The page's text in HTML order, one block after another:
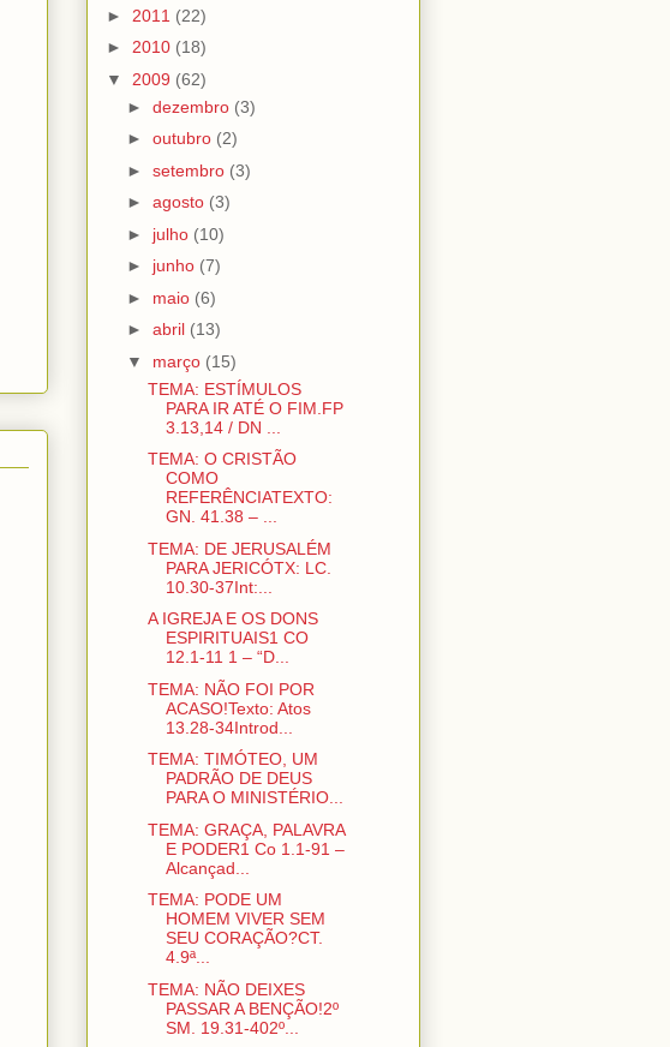
► 2011 (22)
► 2010 (18)
▼ 2009 (62)
► dezembro (3)
► outubro (2)
► setembro (3)
► agosto (3)
► julho (10)
► junho (7)
► maio (6)
► abril (13)
▼ março (15)
TEMA: ESTÍMULOS
PARA IR ATÉ O FIM.FP
3.13,14 / DN ...
TEMA: O CRISTÃO
COMO
REFERÊNCIATEXTO:
GN. 41.38 – ...
TEMA: DE JERUSALÉM
PARA JERICÓTX: LC.
10.30-37Int:...
A IGREJA E OS DONS
ESPIRITUAIS1 CO
12.1-11 1 – “D...
TEMA: NÃO FOI POR
ACASO!Texto: Atos
13.28-34Introd...
TEMA: TIMÓTEO, UM
PADRÃO DE DEUS
PARA O MINISTÉRIO...
TEMA: GRAÇA, PALAVRA
E PODER1 Co 1.1-91 –
Alcançad...
TEMA: PODE UM
HOMEM VIVER SEM
SEU CORAÇÃO?CT.
4.9ª...
TEMA: NÃO DEIXES
PASSAR A BENÇÃO!2º
SM. 19.31-402º...